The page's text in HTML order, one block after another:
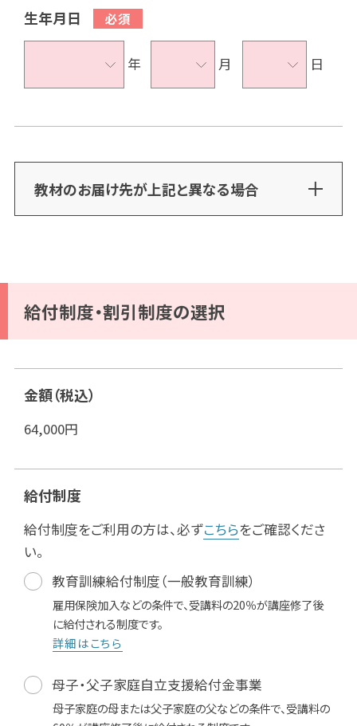
生年月日
年 月 日
教材のお届け先が上記と異なる場合
給付制度・割引制度の選択
金額（税込）
64,000円
給付制度
給付制度をご利用の方は、必ずこちらをご確認くださ
い。
教育訓練給付制度（一般教育訓練）
雇用保険加入などの条件で、受講料の20％が講座修了後
に給付される制度です。
詳細はこちら
母子・父子家庭自立支援給付金事業
母子家庭の母または父子家庭の父などの条件で、受講料の